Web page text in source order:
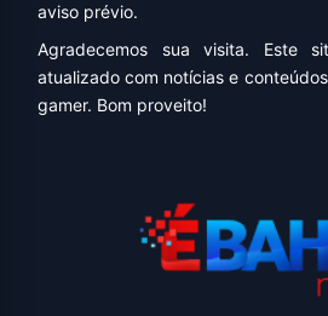
aviso prévio.
Agradecemos sua visita. Este
atualizado com notícias e
gamer. Bom proveito!